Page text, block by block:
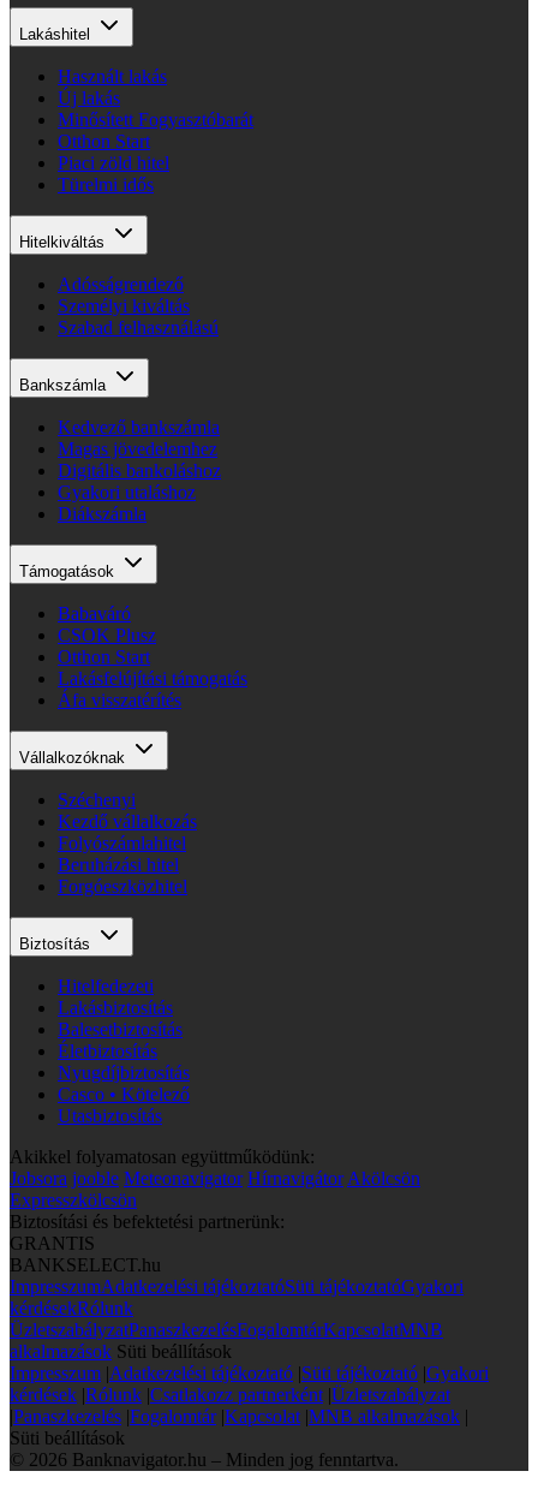
Lakáshitel
Használt lakás
Új lakás
Minősített Fogyasztóbarát
Otthon Start
Piaci zöld hitel
Türelmi idős
Hitelkiváltás
Adósságrendező
Személyi kiváltás
Szabad felhasználású
Bankszámla
Kedvező bankszámla
Magas jövedelemhez
Digitális bankoláshoz
Gyakori utaláshoz
Diákszámla
Támogatások
Babaváró
CSOK Plusz
Otthon Start
Lakásfelújítási támogatás
Áfa visszatérítés
Vállalkozóknak
Széchenyi
Kezdő vállalkozás
Folyószámlahitel
Beruházási hitel
Forgóeszközhitel
Biztosítás
Hitelfedezeti
Lakásbiztosítás
Balesetbiztosítás
Életbiztosítás
Nyugdíjbiztosítás
Casco • Kötelező
Utasbiztosítás
Akikkel folyamatosan együttműködünk:
Jobsora jooble Meteonavigator Hírnavigátor Akölcsön
Expresszkölcsön
Biztosítási és befektetési partnerünk:
GRANTIS
BANKSELECT.hu
ImpresszumAdatkezelési tájékoztatóSüti tájékoztatóGyakori
kérdésekRólunk
ÜzletszabályzatPanaszkezelésFogalomtárKapcsolatMNB
alkalmazások Süti beállítások
Impresszum |Adatkezelési tájékoztató |Süti tájékoztató |Gyakori
kérdések |Rólunk |Csatlakozz partnerként |Üzletszabályzat
|Panaszkezelés |Fogalomtár |Kapcsolat |MNB alkalmazások |
Süti beállítások
© 2026 Banknavigator.hu – Minden jog fenntartva.